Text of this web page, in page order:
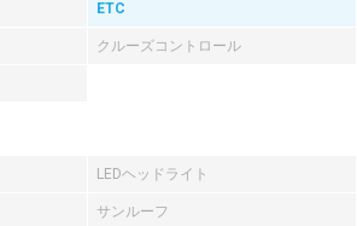
ETC
クルーズコントロール
LEDヘッドライト
サンルーフ